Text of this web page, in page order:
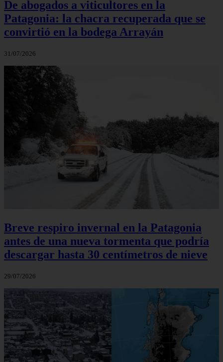
De abogados a viticultores en la
Patagonia: la chacra recuperada que se
convirtió en la bodega Arrayán
31/07/2026
Breve respiro invernal en la Patagonia
antes de una nueva tormenta que podría
descargar hasta 30 centímetros de nieve
29/07/2026